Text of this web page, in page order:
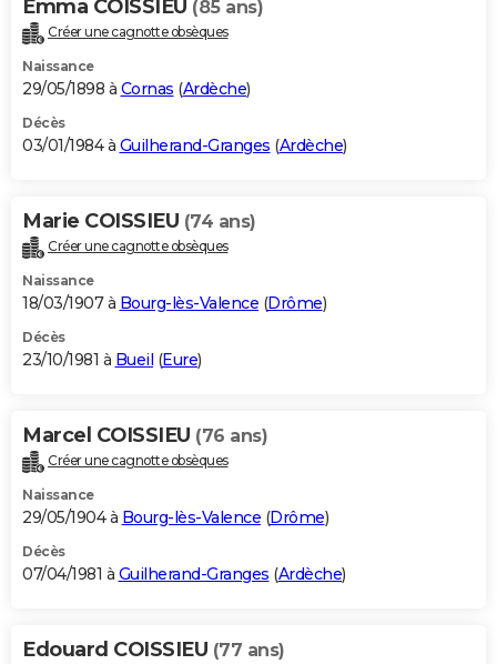
Emma COISSIEU (85 ans)
Créer une cagnotte obsèques
Naissance
29/05/1898 à Cornas (Ardèche)
Décès
03/01/1984 à Guilherand-Granges (Ardèche)
Marie COISSIEU (74 ans)
Créer une cagnotte obsèques
Naissance
18/03/1907 à Bourg-lès-Valence (Drôme)
Décès
23/10/1981 à Bueil (Eure)
Marcel COISSIEU (76 ans)
Créer une cagnotte obsèques
Naissance
29/05/1904 à Bourg-lès-Valence (Drôme)
Décès
07/04/1981 à Guilherand-Granges (Ardèche)
Edouard COISSIEU (77 ans)